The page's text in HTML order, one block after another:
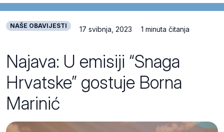
NAŠE OBAVIJESTI 17 svibnja, 2023 1 minuta čitanja
Najava: U emisiji “Snaga
Hrvatske” gostuje Borna
Marinić